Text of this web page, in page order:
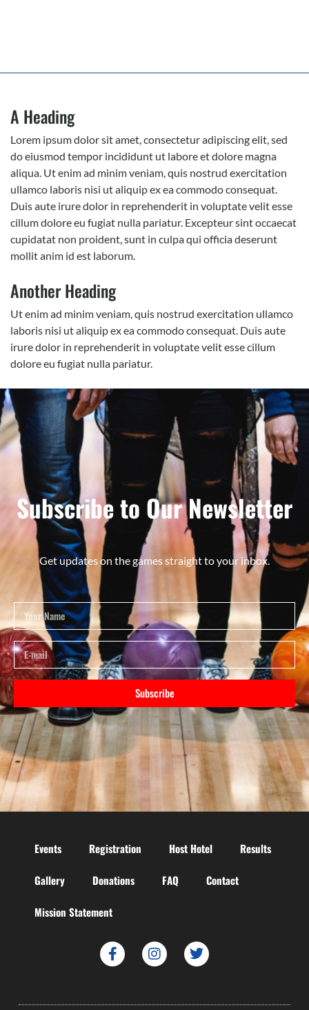
A Heading
Lorem ipsum dolor sit amet, consectetur adipiscing elit, sed
do eiusmod tempor incididunt ut labore et dolore magna
aliqua. Ut enim ad minim veniam, quis nostrud exercitation
ullamco laboris nisi ut aliquip ex ea commodo consequat.
Duis aute irure dolor in reprehenderit in voluptate velit esse
cillum dolore eu fugiat nulla pariatur. Excepteur sint occaecat
cupidatat non proident, sunt in culpa qui officia deserunt
mollit anim id est laborum.
Another Heading
Ut enim ad minim veniam, quis nostrud exercitation ullamco
laboris nisi ut aliquip ex ea commodo consequat. Duis aute
irure dolor in reprehenderit in voluptate velit esse cillum
dolore eu fugiat nulla pariatur.
Subscribe to Our Newsletter
Get updates on the games straight to your inbox.
Subscribe
Events Registration Host Hotel Results
Gallery Donations FAQ Contact
Mission Statement